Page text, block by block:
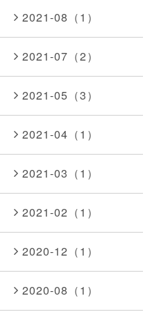
2021-08（1）
2021-07（2）
2021-05（3）
2021-04（1）
2021-03（1）
2021-02（1）
2020-12（1）
2020-08（1）